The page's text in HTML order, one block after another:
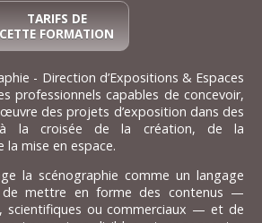
TARIFS DE
CETTE FORMATION
- Direction d’Expositions & Espaces
professionnels capables de concevoir,
des projets d’exposition dans des
à la croisée de la création, de la
mise en espace.
la scénographie comme un langage
de mettre en forme des contenus —
scientifiques ou commerciaux — et de